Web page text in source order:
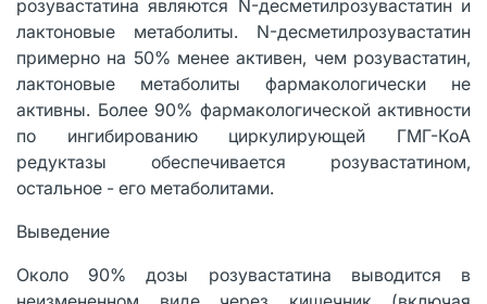
розувастатина являются N-десметилрозувастатин и
лактоновые метаболиты. N-десметилрозувастатин
примерно на 50% менее активен, чем розувастатин,
лактоновые метаболиты фармакологически не
активны. Более 90% фармакологической активности
по ингибированию циркулирующей ГМГ-КоА
редуктазы обеспечивается розувастатином,
остальное - его метаболитами.
Выведение
Около 90% дозы розувастатина выводится в